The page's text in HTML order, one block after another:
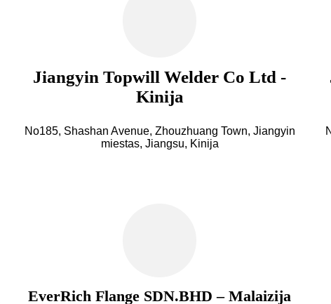
Jiangyin Topwill Welder Co Ltd -
Kinija
No185, Shashan Avenue, Zhouzhuang Town, Jiangyin
miestas, Jiangsu, Kinija
EverRich Flange SDN.BHD – Malaizija